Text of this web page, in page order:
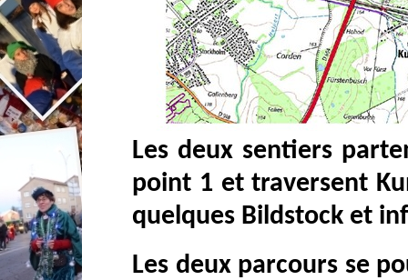
Les deux sentiers
point 1 et traversent
quelques Bildstock et
Les deux parcours se